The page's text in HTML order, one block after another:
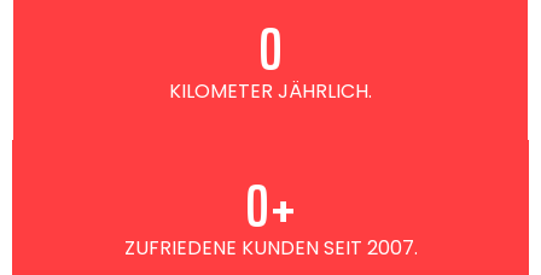
KILOMETER JÄHRLICH.
0
ZUFRIEDENE KUNDEN SEIT 2007.
0+